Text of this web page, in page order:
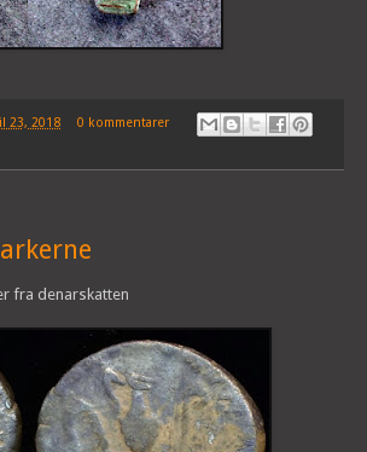
23, 2018
0 kommentarer
fra denarskatten